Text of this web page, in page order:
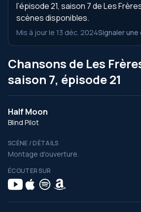
l’épisode 21, saison 7 de Les
scènes disponibles.
Mis à jour le 13 déc. 2024Signaler
Chansons de Les
saison 7, épisode 21
Half Moon
Blind Pilot
SCÈNE / DÉTAILS
Montage d'ouverture.
ÉCOUTER SUR